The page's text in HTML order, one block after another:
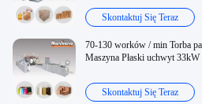
Skontaktuj Się Teraz
70-130 worków / min Torba
Maszyna Płaski uchwyt 33kW
Skontaktuj Się Teraz